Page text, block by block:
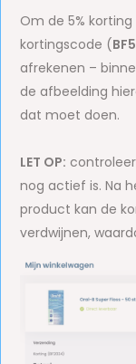
Om de 5%
kortingscode (
afrekenen –
de afbeelding
dat moet doen.
LET OP:
nog actief is. Na
product kan de
verdwijnen,